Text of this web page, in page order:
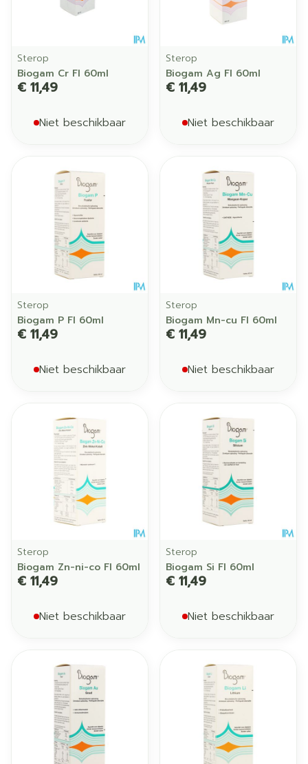
Sterop
Biogam Cr Fl 60ml
€ 11,49
Niet beschikbaar
Sterop
Biogam Ag Fl 60ml
€ 11,49
Niet beschikbaar
Sterop
Biogam P Fl 60ml
€ 11,49
Niet beschikbaar
Sterop
Biogam Mn-cu Fl 60ml
€ 11,49
Niet beschikbaar
Sterop
Biogam Zn-ni-co Fl 60ml
€ 11,49
Niet beschikbaar
Sterop
Biogam Si Fl 60ml
€ 11,49
Niet beschikbaar